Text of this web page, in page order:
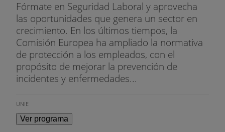
Fórmate en Seguridad Laboral y aprovecha
las oportunidades que genera un sector en
crecimiento. En los últimos tiempos, la
Comisión Europea ha ampliado la normativa
de protección a los empleados, con el
propósito de mejorar la prevención de
incidentes y enfermedades...
UNIE
Ver programa